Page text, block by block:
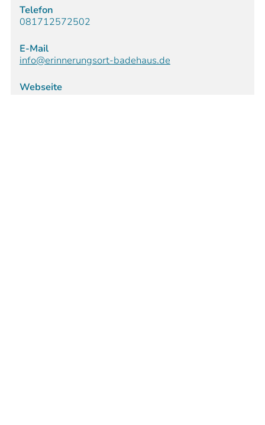
Telefon
081712572502
E-Mail
info@erinnerungsort-badehaus.de
Webseite